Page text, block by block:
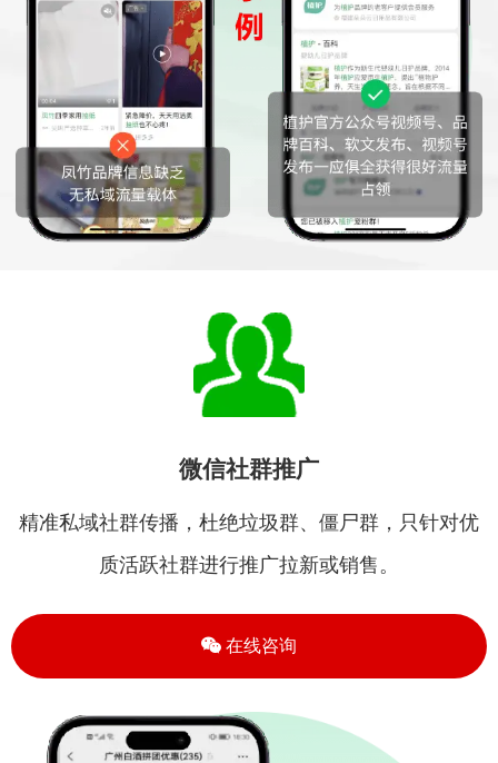
微信社群推广
精准私域社群传播，杜绝垃圾群、僵尸群，只针对优
质活跃社群进行推广拉新或销售。
在线咨询